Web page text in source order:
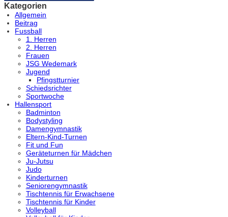
Kategorien
Allgemein
Beitrag
Fussball
1. Herren
2. Herren
Frauen
JSG Wedemark
Jugend
Pfingstturnier
Schiedsrichter
Sportwoche
Hallensport
Badminton
Bodystyling
Damengymnastik
Eltern-Kind-Turnen
Fit und Fun
Geräteturnen für Mädchen
Ju-Jutsu
Judo
Kinderturnen
Seniorengymnastik
Tischtennis für Erwachsene
Tischtennis für Kinder
Volleyball